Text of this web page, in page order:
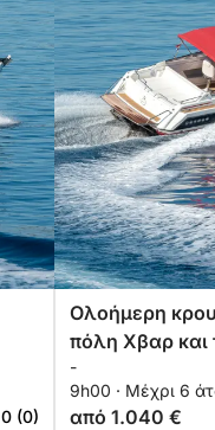
0 (0)
Ολοήμερη
πόλη Χβαρ και
– 11 ώρες
-
9h00 · Μέχρι 6
από 1.040 €